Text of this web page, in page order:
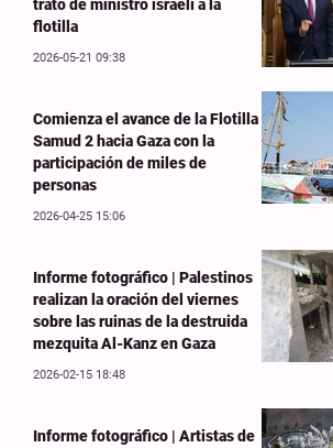
trato de ministro israelí a la
flotilla
2026-05-21 09:38
Comienza el avance de la Flotilla
Samud 2 hacia Gaza con la
participación de miles de
personas
2026-04-25 15:06
Informe fotográfico | Palestinos
realizan la oración del viernes
sobre las ruinas de la destruida
mezquita Al-Kanz en Gaza
2026-02-15 18:48
Informe fotográfico | Artistas de